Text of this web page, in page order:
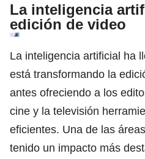
La inteligencia
edición de video
La inteligencia artificial ha
está transformando la
antes ofreciendo a los
cine y la televisión
eficientes. Una de las
tenido un impacto más